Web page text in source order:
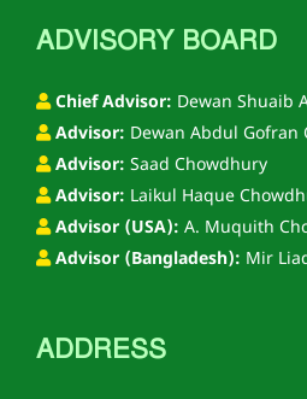
ADVISORY BOARD
Chief Advisor: Dewan Shuaib
Advisor: Dewan Abdul Gofran
Advisor: Saad Chowdhury
Advisor: Laikul Haque
Advisor (USA): A. Muquith
Advisor (Bangladesh): Mir
ADDRESS